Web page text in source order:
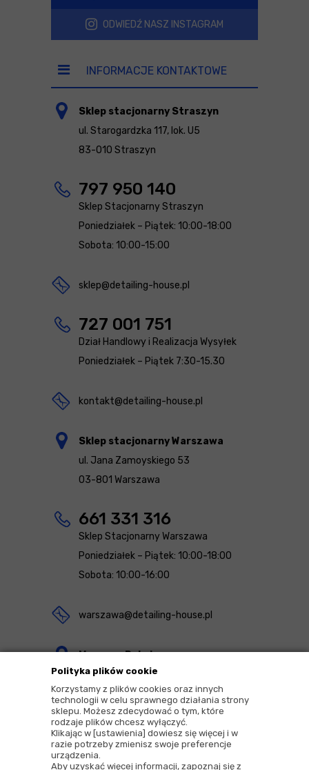
Polityka plików cookie
Korzystamy z plików cookies oraz innych
technologii w celu sprawnego działania strony
sklepu. Możesz zdecydować o tym, które
rodzaje plików chcesz wyłączyć.
Klikając w [ustawienia] dowiesz się więcej i w
razie potrzeby zmienisz swoje preferencje
urządzenia.
Aby uzyskać więcej informacji, zapoznaj się z
ODWIEDŹ NASZ INSTAGRAM
INFORMACJE KONTAKTOWE
Sklep stacjonarny Straszyn
ul. Starogardzka 117, lok. U5
83-010 Straszyn
797 950 140
Sklep Stacjonarny Straszyn
Poniedziałek – Piątek: 10:00-18:00
Sobota: 10:00-15:00
sklep@detailing-house.pl
727 001 751
Dział Handlowy i Realizacja Wysyłek
Poniedziałek – Piątek 7:30-15.30
kontakt@detailing-house.pl
Sklep stacjonarny Warszawa
ul. Jana Zamoyskiego 53
03-801 Warszawa
661 331 316
Sklep Stacjonarny Warszawa
Poniedziałek – Piątek: 10:00-18:00
Sobota: 10:00-16:00
warszawa@detailing-house.pl
Magazyn Rekcin
Nomos Sp. z o.o. sp.k.
ul. Agrestowa 1
83-010 Rekcin